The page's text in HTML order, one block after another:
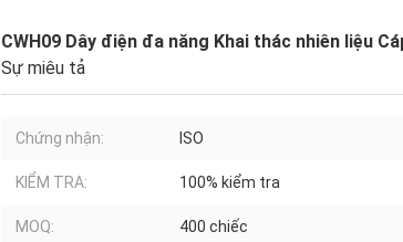
CWH09 Dây điện đa năng Khai thác nhiên liệu
Sự miêu tả
Chứng nhận: ISO
KIỂM TRA: 100% kiểm tra
MOQ: 400 chiếc